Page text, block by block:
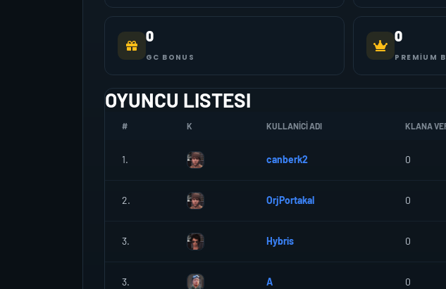
0
GC BONUS
0
PREMIUM
OYUNCU LISTESI
# K KULLANICI ADI KLANA
1. canberk2 0
2. OrjPortakal 0
3. Hybris 0
3. A 0